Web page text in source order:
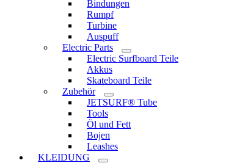
Bindungen
Rumpf
Turbine
Auspuff
Electric Parts
Electric Surfboard Teile
Akkus
Skateboard Teile
Zubehör
JETSURF® Tube
Tools
Öl und Fett
Bojen
Leashes
KLEIDUNG